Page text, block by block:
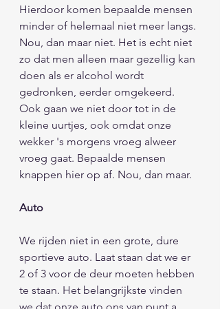
Hierdoor komen bepaalde mensen
minder of helemaal niet meer langs.
Nou, dan maar niet. Het is echt niet
zo dat men alleen maar gezellig kan
doen als er alcohol wordt
gedronken, eerder omgekeerd.
Ook gaan we niet door tot in de
kleine uurtjes, ook omdat onze
wekker 's morgens vroeg alweer
vroeg gaat. Bepaalde mensen
knappen hier op af. Nou, dan maar.
Auto
We rijden niet in een grote, dure
sportieve auto. Laat staan dat we er
2 of 3 voor de deur moeten hebben
te staan. Het belangrijkste vinden
we dat onze auto ons van punt a